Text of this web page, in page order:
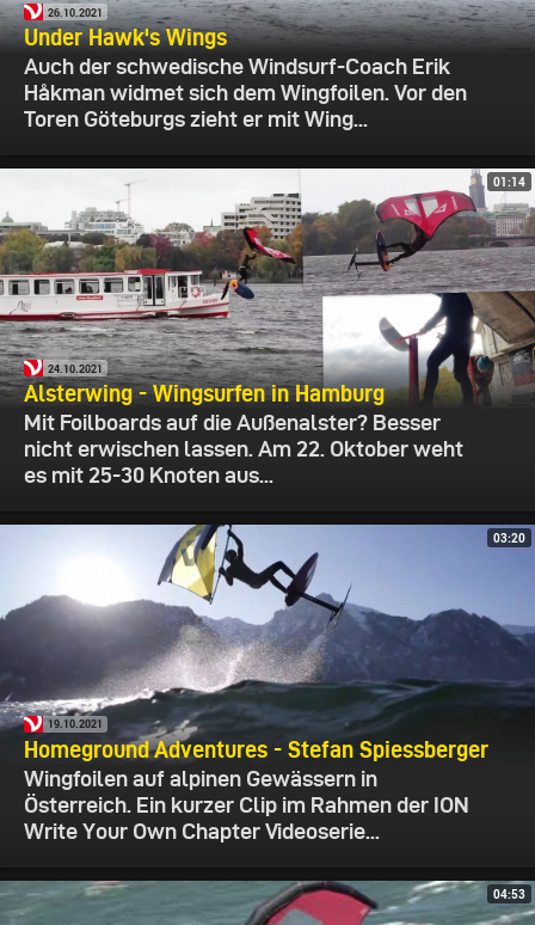
26.10.2021
Under Hawk's Wings
Auch der schwedische Windsurf-Coach Erik
Håkman widmet sich dem Wingfoilen. Vor den
Toren Göteburgs zieht er mit Wing...
01:14
24.10.2021
Alsterwing - Wingsurfen in Hamburg
Mit Foilboards auf die Außenalster? Besser
nicht erwischen lassen. Am 22. Oktober weht
es mit 25-30 Knoten aus...
03:20
19.10.2021
Homeground Adventures - Stefan Spiessberger
Wingfoilen auf alpinen Gewässern in
Österreich. Ein kurzer Clip im Rahmen der ION
Write Your Own Chapter Videoserie...
04:53